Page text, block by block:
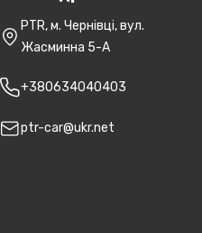
PTR, м. Чернівці, вул.
Жасминна 5-А
+380634040403
ptr-car@ukr.net